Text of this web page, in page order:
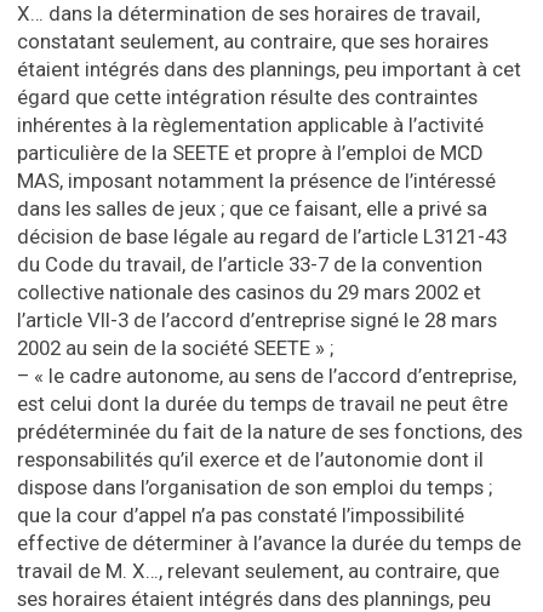
X… dans la détermination de ses horaires de travail,
constatant seulement, au contraire, que ses horaires
étaient intégrés dans des plannings, peu important à cet
égard que cette intégration résulte des contraintes
inhérentes à la règlementation applicable à l’activité
particulière de la SEETE et propre à l’emploi de MCD
MAS, imposant notamment la présence de l’intéressé
dans les salles de jeux ; que ce faisant, elle a privé sa
décision de base légale au regard de l’article L3121-43
du Code du travail, de l’article 33-7 de la convention
collective nationale des casinos du 29 mars 2002 et
l’article VII-3 de l’accord d’entreprise signé le 28 mars
2002 au sein de la société SEETE » ;
– « le cadre autonome, au sens de l’accord d’entreprise,
est celui dont la durée du temps de travail ne peut être
prédéterminée du fait de la nature de ses fonctions, des
responsabilités qu’il exerce et de l’autonomie dont il
dispose dans l’organisation de son emploi du temps ;
que la cour d’appel n’a pas constaté l’impossibilité
effective de déterminer à l’avance la durée du temps de
travail de M. X…, relevant seulement, au contraire, que
ses horaires étaient intégrés dans des plannings, peu